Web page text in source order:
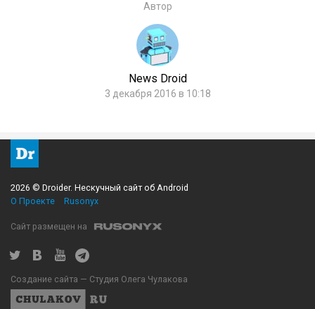
Автор
News Droid
3 декабря 2016 в 10:18
2026 © Droider. Нескучный сайт об Android
О Проекте
Rusonyx
Сайт размещен на
Создание сайта — Студия Олега Чулакова